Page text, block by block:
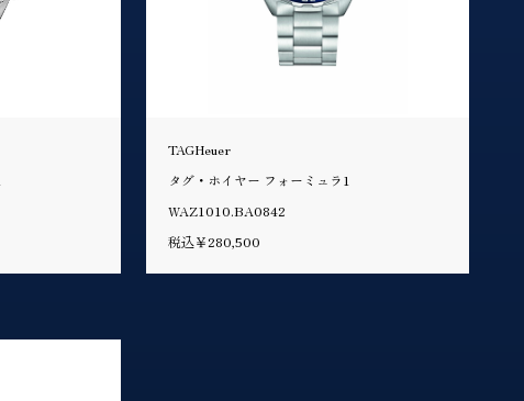
TAGHeuer
タグ・ホイヤー フォーミュラ1
WAZ1010.BA0842
税込￥280,500